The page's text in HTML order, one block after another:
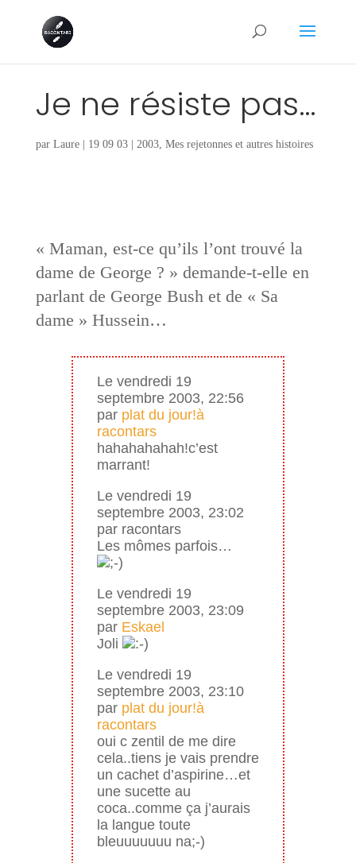
Je ne résiste pas…
par Laure| 19 09 03| 2003, Mes rejetonnes et autres histoires
« Maman, est-ce qu’ils l’ont trouvé la
dame de George ? » demande-t-elle en
parlant de George Bush et de « Sa
dame » Hussein…
Le vendredi 19
septembre 2003, 22:56
par plat du jour!à
racontars
hahahahahah!c’est
marrant!
Le vendredi 19
septembre 2003, 23:02
par racontars
Les mômes parfois…
Le vendredi 19
septembre 2003, 23:09
par Eskael
Joli
Le vendredi 19
septembre 2003, 23:10
par plat du jour!à
racontars
oui c zentil de me dire
cela..tiens je vais prendre
un cachet d’aspirine…et
une sucette au
coca..comme ça j’aurais
la langue toute
bleuuuuuuu na;-)